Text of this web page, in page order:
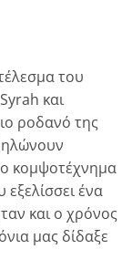
του
και
ροδανό της
κομψοτέχνημα
εξελίσσει ένα
και ο χρόνος
μας δίδαξε